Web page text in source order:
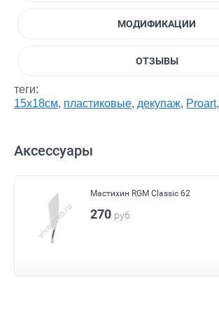
МОДИФИКАЦИИ
ОТЗЫВЫ
теги:
15х18см, пластиковые, декупаж, Proart,
Аксессуары
Мастихин RGM Classic 62
270 руб.